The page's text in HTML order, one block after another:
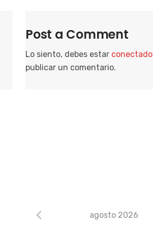
Post a Comment
Lo siento, debes estar conectado
publicar un comentario.
agosto 2026